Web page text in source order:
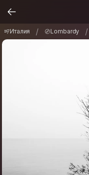
Италия / Lombardy /